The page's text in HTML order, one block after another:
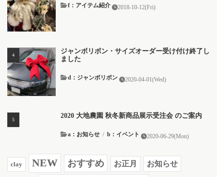
2018-10-12(Fri)
f：アイテム紹介
ジャンボリボン・サイズオーダー受け付け終了し
ました
2020-04-01(Wed)
d：ジャンボリボン
2020 大地農園 秋冬新商品展示受注会 のご案内
2020-06-29(Mon)
a：お知らせ / b：イベント
clay NEW おすすめ お正月 お知らせ